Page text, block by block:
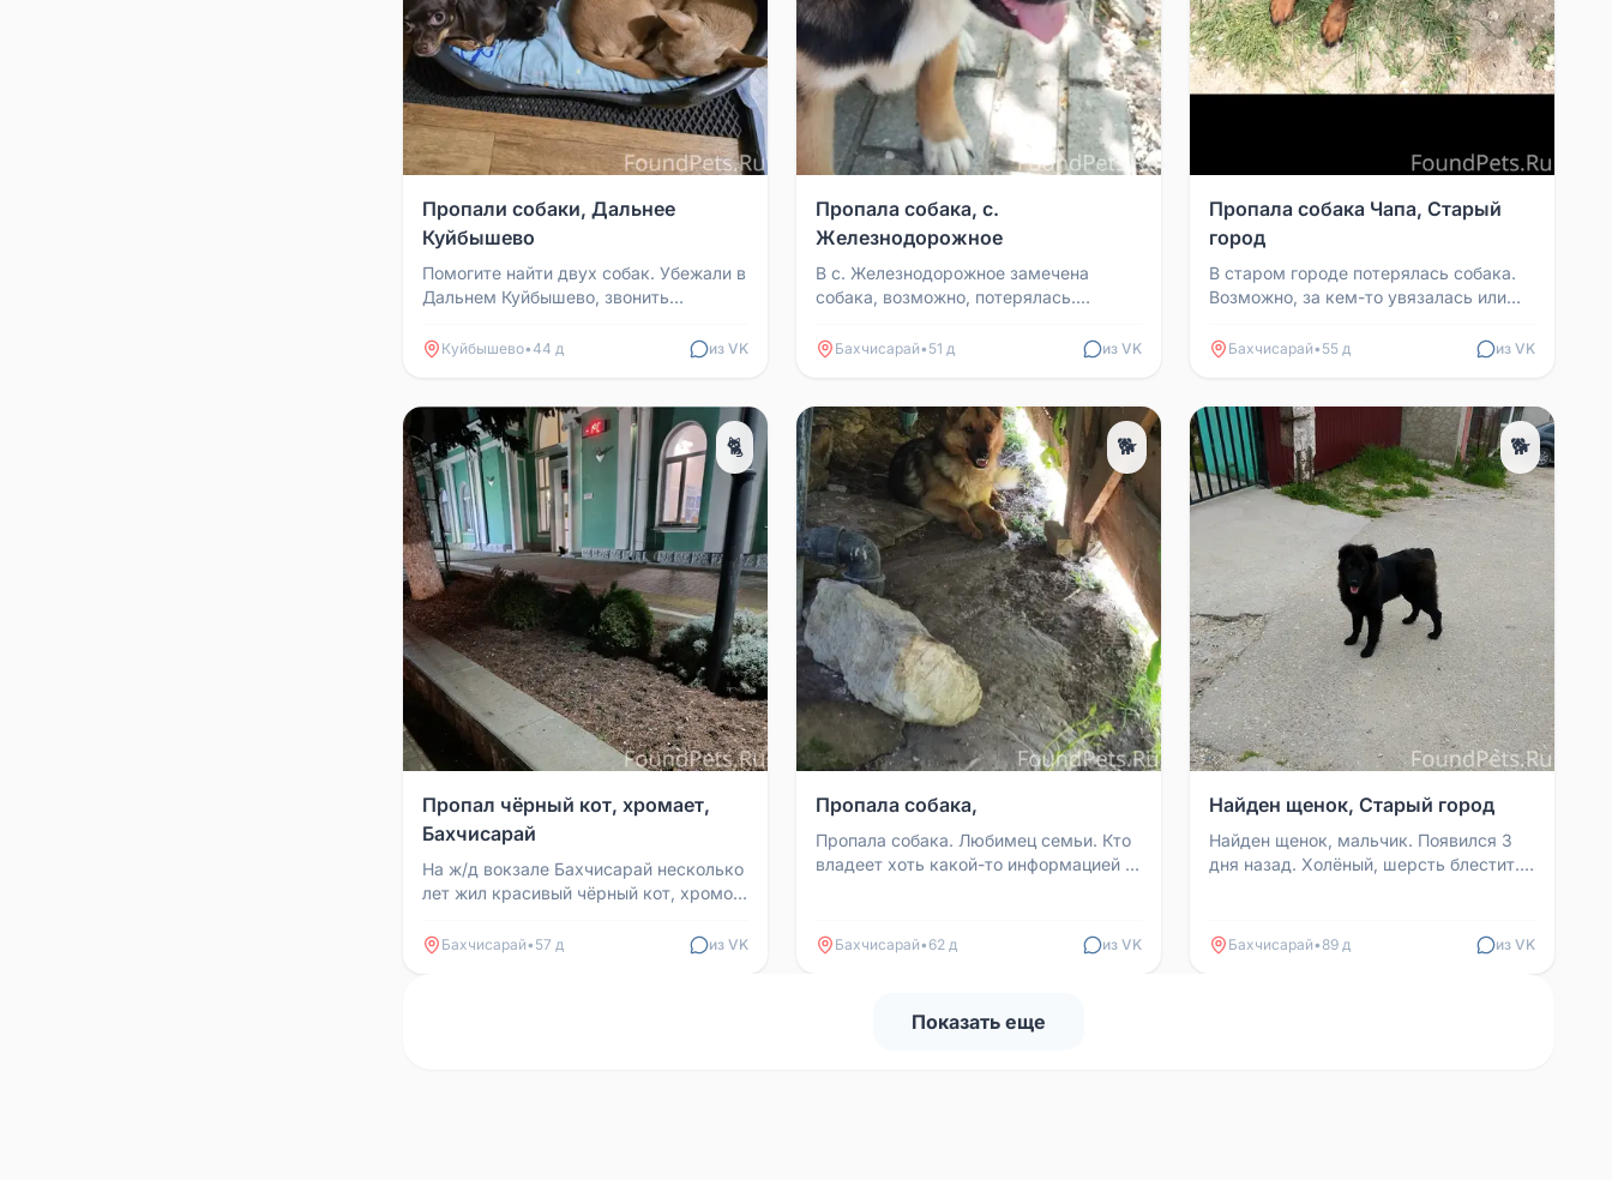
Пропали собаки, Дальнее
Куйбышево
Помогите найти двух собак. Убежали в
Дальнем Куйбышево, звонить
Куйбышево•44 д из VK
Пропала собака, с.
Железнодорожное
В с. Железнодорожное замечена
собака, возможно, потерялась.
домашний. С сегодняшнего ...
Бахчисарай• 51 д из VK
Пропала собака Чапа, Старый
город
В старом городе потерялась собака.
Возможно, за кем-то увязалась или
контакт. Если...
Бахчисарай• 55 д из VK
🐈
Пропал чёрный кот, хромает,
Бахчисарай
На ж/д вокзале Бахчисарай несколько
лет жил красивый чёрный кот, хромой
электричек. В...
Бахчисарай• 57 д из VK
🐕
Пропала собака,
Пропала собака. Любимец семьи. Кто
владеет хоть какой-то информацией —
Бахчисарай•62 д из VK
🐕
Найден щенок, Старый город
Найден щенок, мальчик. Появился 3
дня назад. Холёный, шерсть блестит.
Бахчисарай• 89 д из VK
Показать еще